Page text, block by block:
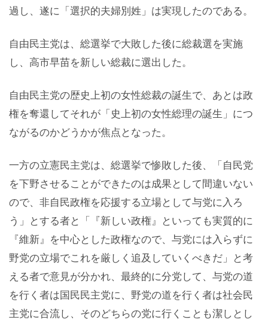
過し、遂に「選択的夫婦別姓」は実現したのである。
自由民主党は、総選挙で大敗した後に総裁選を実施
し、高市早苗を新しい総裁に選出した。
自由民主党の歴史上初の女性総裁の誕生で、あとは政
権を奪還してそれが「史上初の女性総理の誕生」につ
ながるのかどうかが焦点となった。
一方の立憲民主党は、総選挙で惨敗した後、「自民党
を下野させることができたのは成果として間違いない
ので、非自民政権を応援する立場として与党に入ろ
う」とする者と「『新しい政権』といっても実質的に
『維新』を中心とした政権なので、与党には入らずに
野党の立場でこれを厳しく追及していくべきだ」と考
える者で意見が分かれ、最終的に分党して、与党の道
を行く者は国民民主党に、野党の道を行く者は社会民
主党に合流し、そのどちらの党に行くことも潔しとし